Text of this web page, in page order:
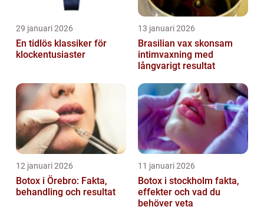
29 januari 2026
En tidlös klassiker för
klockentusiaster
13 januari 2026
Brasilian vax skonsam
intimvaxning med
långvarigt resultat
12 januari 2026
Botox i Örebro: Fakta,
behandling och resultat
11 januari 2026
Botox i stockholm fakta,
effekter och vad du
behöver veta